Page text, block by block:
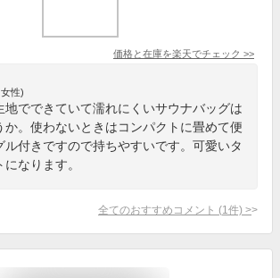
価格と在庫を楽天でチェック >>
性)
地でできていて濡れにくいサウナバッグは
か。使わないときはコンパクトに畳めて便
ル付きですので持ちやすいです。可愛いタ
なります。
全てのおすすめコメント (1 件) >